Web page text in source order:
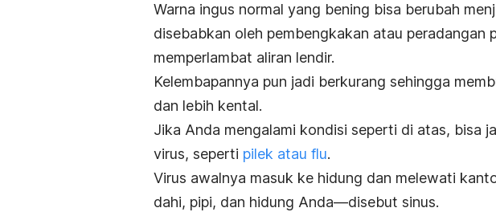
Warna ingus normal yang bening bisa berubah
disebabkan oleh pembengkakan atau peradangan
memperlambat aliran lendir.
Kelembapannya pun jadi berkurang sehingga
dan lebih kental.
Jika Anda mengalami kondisi seperti di atas, bisa
virus, seperti pilek atau flu.
Virus awalnya masuk ke hidung dan melewati
dahi, pipi, dan hidung Anda—disebut sinus.